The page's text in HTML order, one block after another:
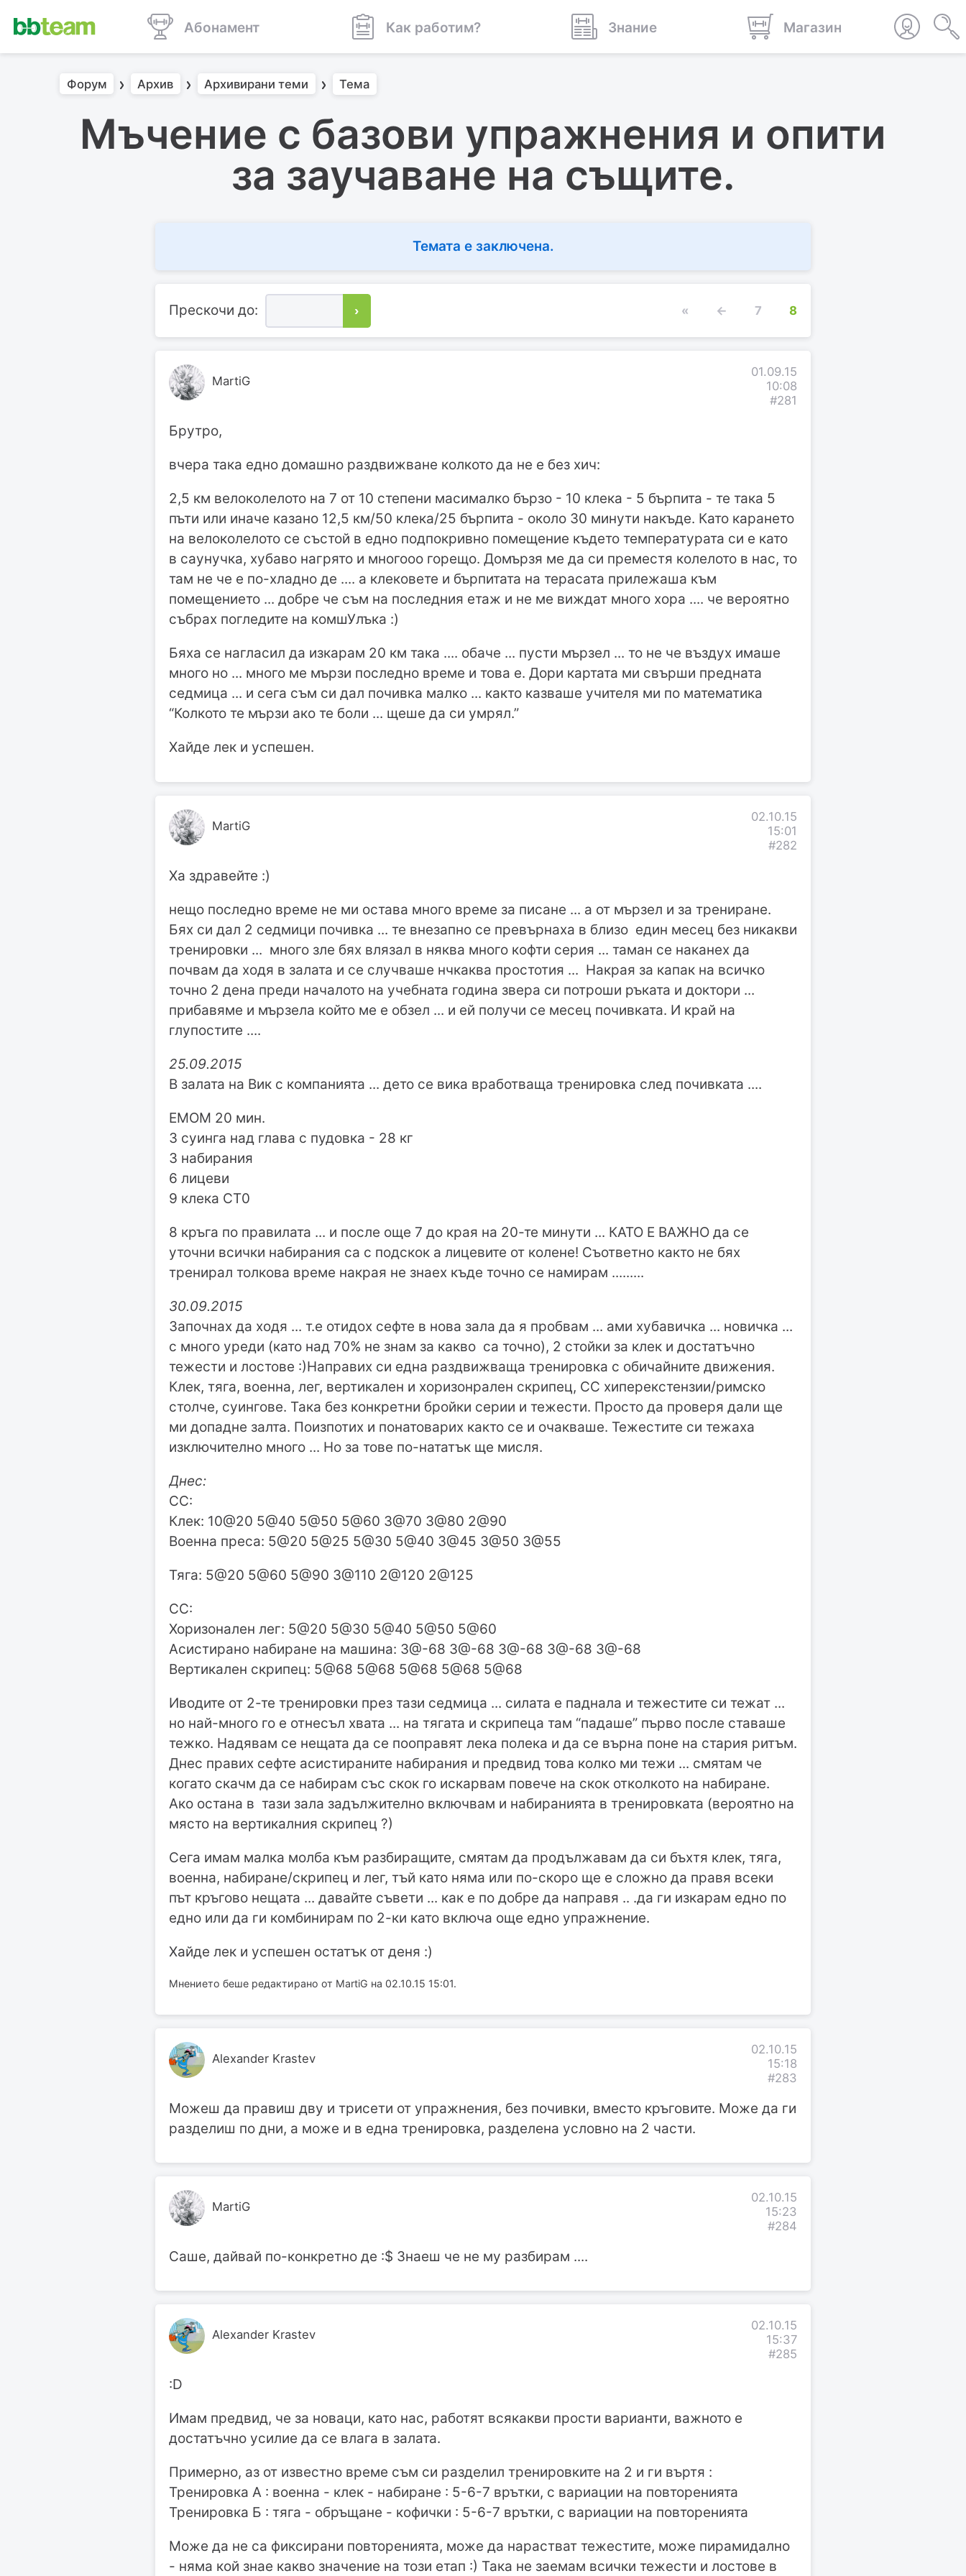
Абонамент Как работим? Знание Магазин
Форум Архив Архивирани теми Тема
Мъчение с базови упражнения и опити
за заучаване на същите.
Темата е заключена.
Прескочи до: › « ← 7 8
MartiG
01.09.15
10:08
#281
Брутро,
вчера така едно домашно раздвижване колкото да не е без хич:
2,5 км велоколелото на 7 от 10 степени масималко бързо - 10 клека - 5 бърпита - те така 5
пъти или иначе казано 12,5 км/50 клека/25 бърпита - около 30 минути накъде. Като карането
на велоколелото се състой в едно подпокривно помещение където температурата си е като
в саунучка, хубаво нагрято и многооо горещо. Домързя ме да си преместя колелото в нас, то
там не че е по-хладно де .... а клековете и бърпитата на терасата прилежаша към
помещението ... добре че съм на последния етаж и не ме виждат много хора .... че вероятно
събрах погледите на комшУлъка :)
Бяха се нагласил да изкарам 20 км така .... обаче ... пусти мързел ... то не че въздух имаше
много но ... много ме мързи последно време и това е. Дори картата ми свърши предната
седмица ... и сега съм си дал почивка малко ... както казваше учителя ми по математика
“Колкото те мързи ако те боли ... щеше да си умрял.”
Хайде лек и успешен.
MartiG
02.10.15
15:01
#282
Ха здравейте :)
нещо последно време не ми остава много време за писане ... а от мързел и за трениране.
Бях си дал 2 седмици почивка ... те внезапно се превърнаха в близо един месец без никакви
тренировки ... много зле бях влязал в няква много кофти серия ... таман се наканех да
почвам да ходя в залата и се случваше нчкаква простотия ... Накрая за капак на всичко
точно 2 дена преди началото на учебната година звера си потроши ръката и доктори ...
прибавяме и мързела който ме е обзел ... и ей получи се месец почивката. И край на
глупостите ....
25.09.2015
В залата на Вик с компанията ... дето се вика вработваща тренировка след почивката ....
ЕМОМ 20 мин.
3 суинга над глава с пудовка - 28 кг
3 набирания
6 лицеви
9 клека СТ0
8 кръга по правилата ... и после още 7 до края на 20-те минути ... КАТО Е ВАЖНО да се
уточни всички набирания са с подскок а лицевите от колене! Съответно както не бях
тренирал толкова време накрая не знаех къде точно се намирам .........
30.09.2015
Започнах да ходя ... т.е отидох сефте в нова зала да я пробвам ... ами хубавичка ... новичка ...
с много уреди (като над 70% не знам за какво са точно), 2 стойки за клек и достатъчно
тежести и лостове :)Направих си една раздвижваща тренировка с обичайните движения.
Клек, тяга, военна, лег, вертикален и хоризонрален скрипец, СС хиперекстензии/римско
столче, суингове. Така без конкретни бройки серии и тежести. Просто да проверя дали ще
ми допадне залта. Поизпотих и понатоварих както се и очакваше. Тежестите си тежаха
изключително много ... Но за тове по-нататък ще мисля.
Днес:
СС:
Клек: 10@20 5@40 5@50 5@60 3@70 3@80 2@90
Военна преса: 5@20 5@25 5@30 5@40 3@45 3@50 3@55
Тяга: 5@20 5@60 5@90 3@110 2@120 2@125
СС:
Хоризонален лег: 5@20 5@30 5@40 5@50 5@60
Асистирано набиране на машина: 3@-68 3@-68 3@-68 3@-68 3@-68
Вертикален скрипец: 5@68 5@68 5@68 5@68 5@68
Иводите от 2-те тренировки през тази седмица ... силата е паднала и тежестите си тежат ...
но най-много го е отнесъл хвата ... на тягата и скрипеца там “падаше” първо после ставаше
тежко. Надявам се нещата да се пооправят лека полека и да се върна поне на стария ритъм.
Днес правих сефте асистираните набирания и предвид това колко ми тежи ... смятам че
когато скачм да се набирам със скок го искарвам повече на скок отколкото на набиране.
Ако остана в тази зала задължително включвам и набиранията в тренировката (вероятно на
място на вертикалния скрипец ?)
Сега имам малка молба към разбиращите, смятам да продължавам да си бъхтя клек, тяга,
военна, набиране/скрипец и лег, тъй като няма или по-скоро ще е сложно да правя всеки
път кръгово нещата ... давайте съвети ... как е по добре да направя .. .да ги изкарам едно по
едно или да ги комбинирам по 2-ки като включа още едно упражнение.
Хайде лек и успешен остатък от деня :)
Мнението беше редактирано от MartiG на 02.10.15 15:01.
Alexander Krastev
02.10.15
15:18
#283
Можеш да правиш дву и трисети от упражнения, без почивки, вместо кръговите. Може да ги
разделиш по дни, а може и в една тренировка, разделена условно на 2 части.
MartiG
02.10.15
15:23
#284
Саше, дайвай по-конкретно де :$ Знаеш че не му разбирам ....
Alexander Krastev
02.10.15
15:37
#285
:D
Имам предвид, че за новаци, като нас, работят всякакви прости варианти, важното е
достатъчно усилие да се влага в залата.
Примерно, аз от известно време съм си разделил тренировките на 2 и ги въртя :
Тренировка А : военна - клек - набиране : 5-6-7 врътки, с вариации на повторенията
Тренировка Б : тяга - обръщане - кофички : 5-6-7 врътки, с вариации на повторенията
Може да не са фиксирани повторенията, може да нарастват тежестите, може пирамидално
- няма кой знае какво значение на този етап :) Така не заемам всички тежести и лостове в